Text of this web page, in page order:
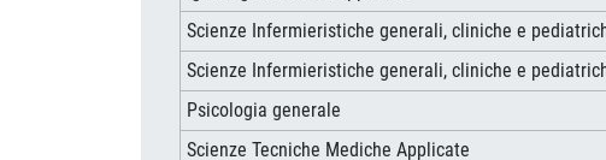
Scienze Infermieristiche generali, cliniche e
Scienze Infermieristiche generali, cliniche e
Psicologia generale
Scienze Tecniche Mediche Applicate